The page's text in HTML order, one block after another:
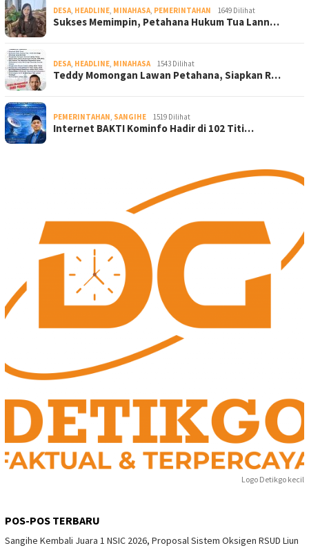
DESA, HEADLINE, MINAHASA, PEMERINTAHAN 1649 Dilihat
Sukses Memimpin, Petahana Hukum Tua Lann…
DESA, HEADLINE, MINAHASA 1543 Dilihat
Teddy Momongan Lawan Petahana, Siapkan R…
PEMERINTAHAN, SANGIHE 1519 Dilihat
Internet BAKTI Kominfo Hadir di 102 Titi…
Logo Detikgo kecil
POS-POS TERBARU
Sangihe Kembali Juara 1 NSIC 2026, Proposal Sistem Oksigen RSUD Liun